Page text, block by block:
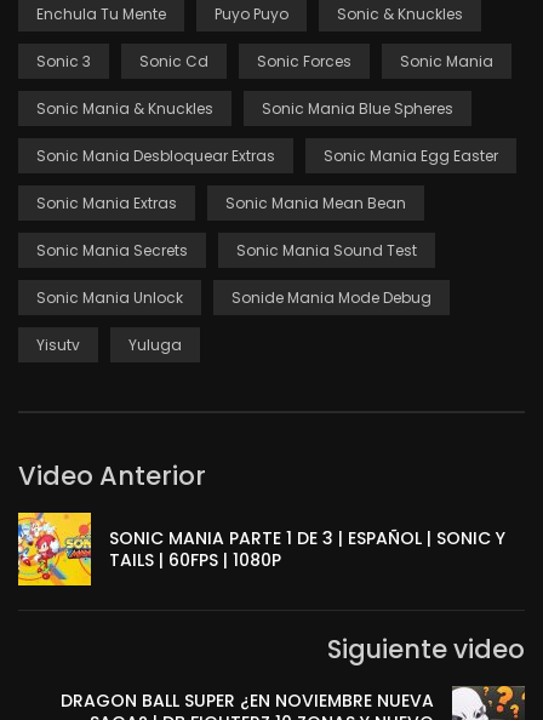
Enchula Tu Mente Puyo Puyo Sonic & Knuckles
Sonic 3 Sonic Cd Sonic Forces Sonic Mania
Sonic Mania & Knuckles Sonic Mania Blue Spheres
Sonic Mania Desbloquear Extras Sonic Mania Egg Easter
Sonic Mania Extras Sonic Mania Mean Bean
Sonic Mania Secrets Sonic Mania Sound Test
Sonic Mania Unlock Sonide Mania Mode Debug
Yisutv Yuluga
Video Anterior
SONIC MANIA PARTE 1 DE 3 | ESPAÑOL | SONIC Y
TAILS | 60FPS | 1080P
Siguiente video
DRAGON BALL SUPER ¿EN NOVIEMBRE NUEVA